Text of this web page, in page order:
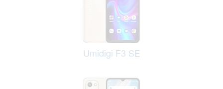
Umidigi F3 SE